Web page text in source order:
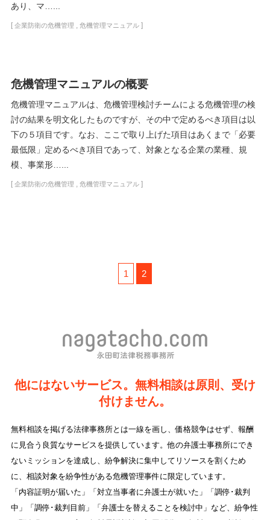
あり、マ…...
[ 企業防衛の危機管理 , 危機管理マニュアル]
危機管理マニュアルの概要
危機管理マニュアルは、危機管理検討チームによる危機管理の検
討の結果を明文化したものですが、その中で定めるべき項目は以
下の５項目です。なお、ここで取り上げた項目はあくまで「必要
最低限」定めるべき項目であって、対象となる企業の業種、規
模、事業形…...
[ 企業防衛の危機管理 , 危機管理マニュアル]
1 2
他にはないサービス。無料相談は原則、受け
付けません。
無料相談を掲げる法律事務所とは一線を画し、価格競争はせず、報酬
に見合う良質なサービスを提供しています。他の弁護士事務所にでき
ないミッションを達成し、紛争解決に集中してリソースを割くため
に、相談対象を紛争性がある危機管理事件に限定しています。
「内容証明が届いた」「対立当事者に弁護士が就いた」「調停･裁判
中」「調停･裁判目前」「弁護士を替えることを検討中」など、紛争性